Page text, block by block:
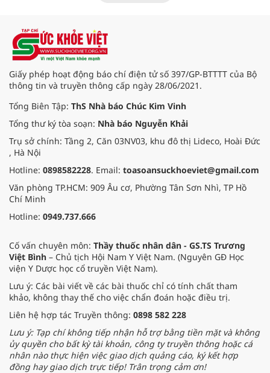
Giấy phép hoạt động báo chí điện tử số 397/GP-BTTTT của Bộ
thông tin và truyền thông cấp ngày 28/06/2021.
Tổng Biên Tập: ThS Nhà báo Chúc Kim Vinh
Tổng thư ký tòa soạn: Nhà báo Nguyễn Khải
Trụ sở chính: Tầng 2, Căn 03NV03, khu đô thị Lideco, Hoài Đức
, Hà Nội
Hotline: 0898582228. Email: toasoansuckhoeviet@gmail.com
Văn phòng TP.HCM: 909 Âu cơ, Phường Tân Sơn Nhì, TP Hồ
Chí Minh
Hotline: 0949.737.666
Cố vấn chuyên môn: Thầy thuốc nhân dân - GS.TS Trương
Việt Bình – Chủ tịch Hội Nam Y Việt Nam. (Nguyên GĐ Học
viện Y Dược học cổ truyền Việt Nam).
Lưu ý: Các bài viết về các bài thuốc chỉ có tính chất tham
khảo, không thay thế cho việc chẩn đoán hoặc điều trị.
Liên hệ hợp tác Truyền thông: 0898 582 228
Lưu ý: Tạp chí không tiếp nhận hỗ trợ bằng tiền mặt và không
ủy quyền cho bất kỳ tài khoản, công ty truyền thông hoặc cá
nhân nào thực hiện việc giao dịch quảng cáo, ký kết hợp
đồng hay giao dịch trực tiếp! Trân trọng cảm ơn!